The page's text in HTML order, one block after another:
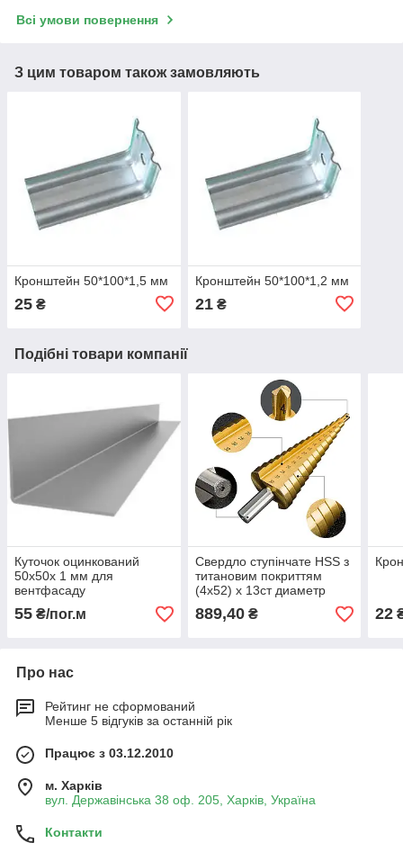
Всі умови повернення
З цим товаром також замовляють
Кронштейн 50*100*1,5 мм
25 ₴
Кронштейн 50*100*1,2 мм
21₴
Подібні товари компанії
Куточок оцинкований
50х50х 1 мм для
вентфасаду
55 ₴/пог.м
Свердло ступінчате HSS з
титановим покриттям
(4х52) х 13ст диаметр
889,40₴ 22
Про нас
Рейтинг не сформований
Менше 5 відгуків за останній рік
Працює з 03.12.2010
м. Харків
вул. Державінська 38 оф. 205, Харків, Україна
Контакти